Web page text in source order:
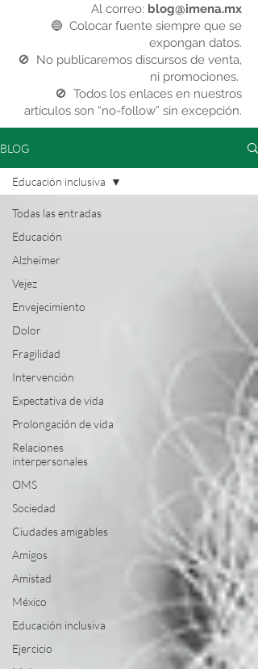
Al correo: blog@imena.mx
🔵 Colocar fuente siempre que se
expongan datos.
🚫 No publicaremos discursos de venta,
ni promociones.
🚫 Todos los enlaces en nuestros
artículos son “no-follow” sin excepción.
BLOG
Todas las entradas
Educación
Alzheimer
Vejez
Envejecimiento
Dolor
Fragilidad
Intervención
Expectativa de vida
Prolongación de vida
Relaciones
interpersonales
OMS
Sociedad
Ciudades amigables
Amigos
Amistad
México
Educación inclusiva
Ejercicio
Educación inclusiva